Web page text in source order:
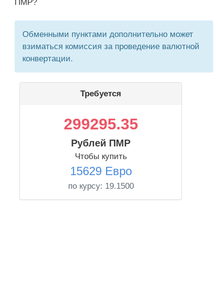
ПМР?
Обменными пунктами дополнительно может
взиматься комиссия за проведение валютной
конвертации.
Требуется
299295.35
Рублей ПМР
Чтобы купить
15629 Евро
по курсу: 19.1500